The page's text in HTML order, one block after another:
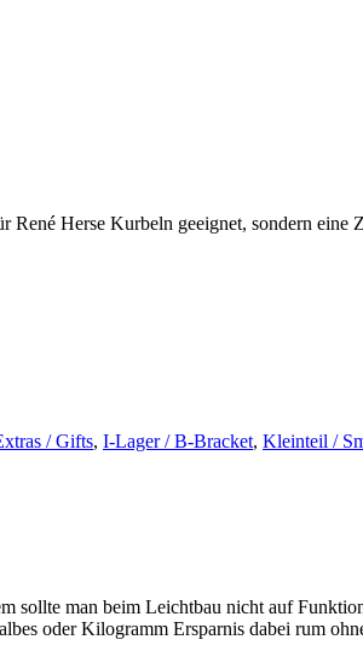
Herse Kurbeln geeignet, sondern
/ Gifts, I-Lager / B-Bracket, Kleinteil /
sollte man beim Leichtbau nicht auf
oder Kilogramm Ersparnis dabei rum